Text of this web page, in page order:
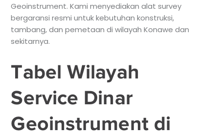
Geoinstrument. Kami menyediakan alat survey
bergaransi resmi untuk kebutuhan konstruksi,
tambang, dan pemetaan di wilayah Konawe dan
sekitarnya.
Tabel Wilayah
Service Dinar
Geoinstrument di